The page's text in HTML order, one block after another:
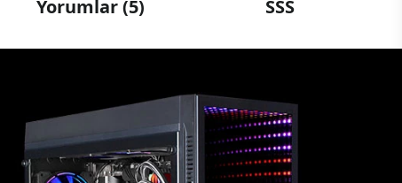
Yorumlar (5) SSS